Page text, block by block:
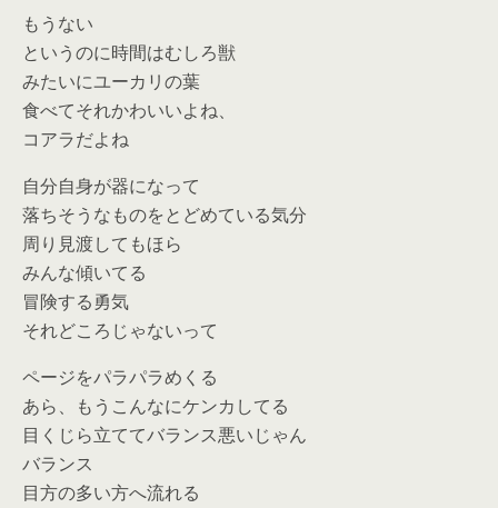
もうない
というのに時間はむしろ獣
みたいにユーカリの葉
食べてそれかわいいよね、
コアラだよね
自分自身が器になって
落ちそうなものをとどめている気分
周り見渡してもほら
みんな傾いてる
冒険する勇気
それどころじゃないって
ページをパラパラめくる
あら、もうこんなにケンカしてる
目くじら立ててバランス悪いじゃん
バランス
目方の多い方へ流れる